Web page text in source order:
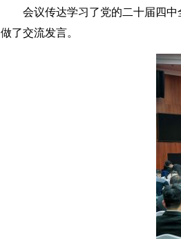
会议传达学习了党的二十届四中
做了交流发言。